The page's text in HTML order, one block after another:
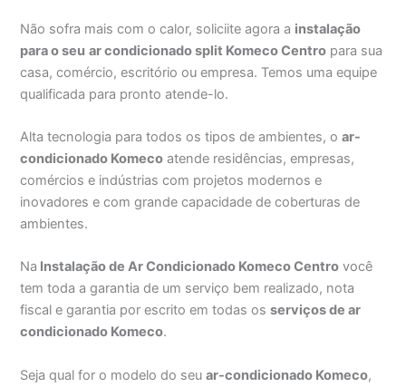
Não sofra mais com o calor, soliciite agora a instalação
para o seu ar condicionado split Komeco Centro para sua
casa, comércio, escritório ou empresa. Temos uma equipe
qualificada para pronto atende-lo.
Alta tecnologia para todos os tipos de ambientes, oar-
condicionado Komeco atende residências, empresas,
comércios e indústrias com projetos modernos e
inovadores e com grande capacidade de coberturas de
ambientes.
Na Instalação de Ar Condicionado Komeco Centro você
tem toda a garantia de um serviço bem realizado, nota
fiscal e garantia por escrito em todas osserviços de ar
condicionado Komeco.
Seja qual for o modelo do seuar-condicionado Komeco,